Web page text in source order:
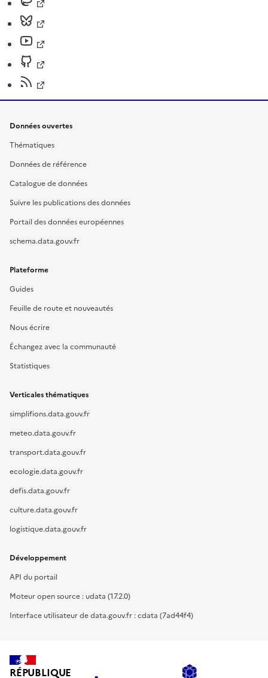
Données ouvertes
Thématiques
Données de référence
Catalogue de données
Suivre les publications des données
Portail des données européennes
schema.data.gouv.fr
Plateforme
Guides
Feuille de route et nouveautés
Nous écrire
Échangez avec la communauté
Statistiques
Verticales thématiques
simplifions.data.gouv.fr
meteo.data.gouv.fr
transport.data.gouv.fr
ecologie.data.gouv.fr
defis.data.gouv.fr
culture.data.gouv.fr
logistique.data.gouv.fr
Développement
API du portail
Moteur open source : udata (17.2.0)
Interface utilisateur de data.gouv.fr : cdata (7ad44f4)
RÉPUBLIQUE